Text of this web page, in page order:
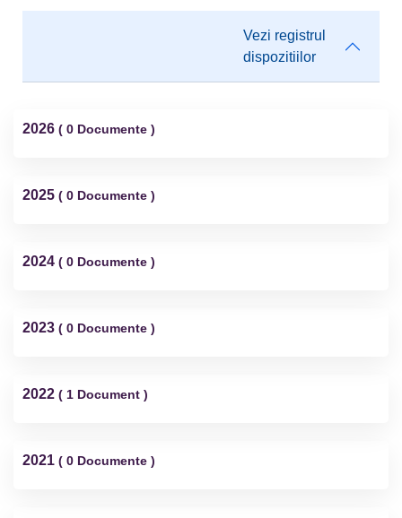
Vezi registrul
dispozitiilor
2026 ( 0 Documente )
2025 ( 0 Documente )
2024 ( 0 Documente )
2023 ( 0 Documente )
2022 ( 1 Document )
2021 ( 0 Documente )